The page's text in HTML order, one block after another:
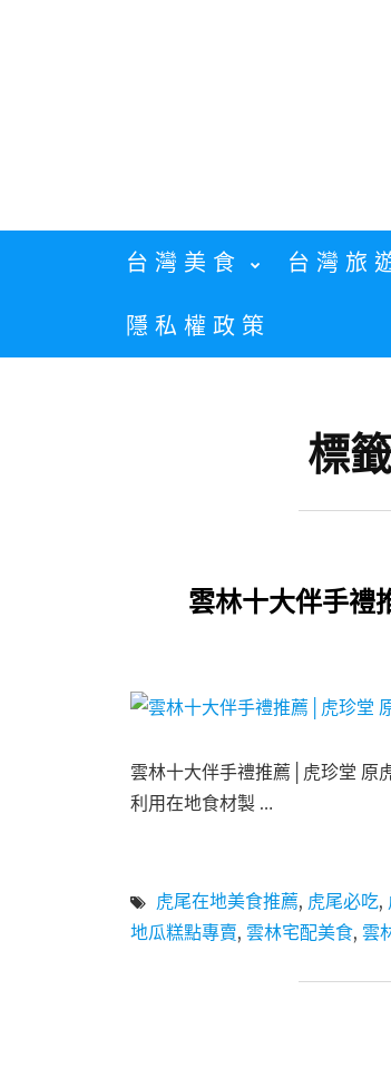
台灣美食 台灣旅
隱私權政策
標
雲林十大伴手禮
雲林十大伴手禮推薦│虎珍堂 原
利用在地食材製 …
虎尾在地美食推薦, 虎尾必吃,
地瓜糕點專賣, 雲林宅配美食, 雲